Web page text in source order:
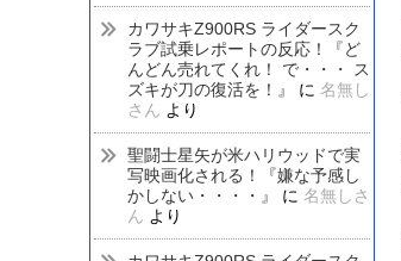
カワサキZ900RS ライダースク
ラブ試乗レポートの反応！『ど
んどん売れてくれ！ で・・・ ス
ズキが刀の復活を！』
に 名無し
さん より
聖闘士星矢が米ハリウッドで実
写映画化される！『嫌な予感し
かしない・・・・』
に 名無しさ
ん より